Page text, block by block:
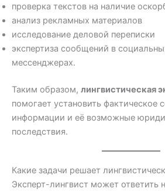
проверка текстов на наличие
анализ рекламных материалов
исследование деловой переписки
экспертиза сообщений в
мессенджерах.
Таким образом, лингвистическая
помогает установить фактическое
информации и её возможные
последствия.
Какие задачи решает
Эксперт-лингвист может ответить